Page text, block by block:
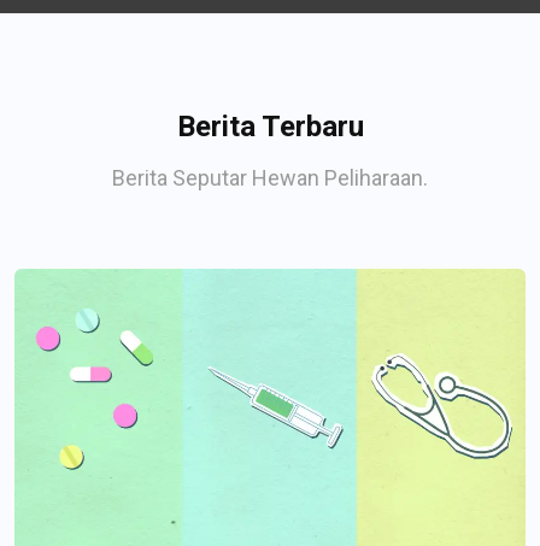
Berita Terbaru
Berita Seputar Hewan Peliharaan.